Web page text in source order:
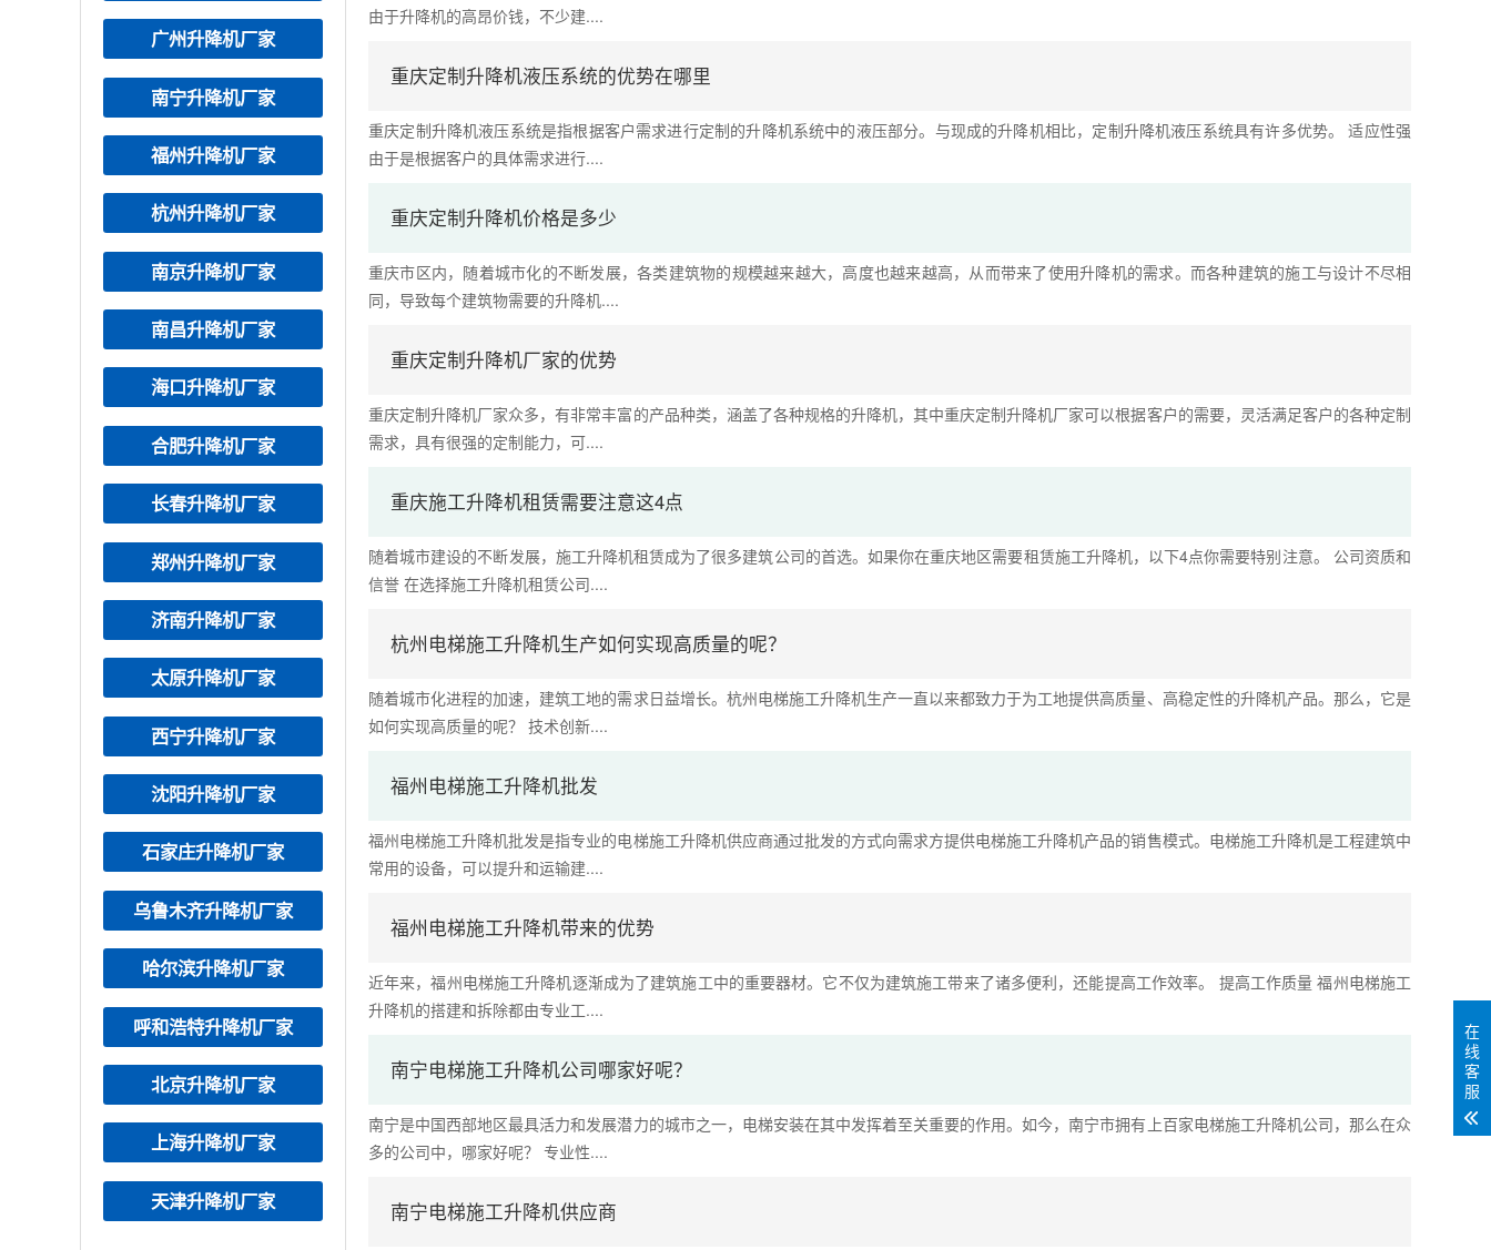
广州升降机厂家
南宁升降机厂家
福州升降机厂家
杭州升降机厂家
南京升降机厂家
南昌升降机厂家
海口升降机厂家
合肥升降机厂家
长春升降机厂家
郑州升降机厂家
济南升降机厂家
太原升降机厂家
西宁升降机厂家
沈阳升降机厂家
石家庄升降机厂家
乌鲁木齐升降机厂家
哈尔滨升降机厂家
呼和浩特升降机厂家
北京升降机厂家
上海升降机厂家
天津升降机厂家
由于升降机的高昂价钱，不少建....
重庆定制升降机液压系统的优势在哪里
重庆定制升降机液压系统是指根据客户需求进行定制的升降机系统中的液压部分。与现成的升降机相比，定制升降机液压系统具有许多优势。 适应性强
由于是根据客户的具体需求进行....
重庆定制升降机价格是多少
重庆市区内，随着城市化的不断发展，各类建筑物的规模越来越大，高度也越来越高，从而带来了使用升降机的需求。而各种建筑的施工与设计不尽相
同，导致每个建筑物需要的升降机....
重庆定制升降机厂家的优势
重庆定制升降机厂家众多，有非常丰富的产品种类，涵盖了各种规格的升降机，其中重庆定制升降机厂家可以根据客户的需要，灵活满足客户的各种定制
需求，具有很强的定制能力，可....
重庆施工升降机租赁需要注意这4点
随着城市建设的不断发展，施工升降机租赁成为了很多建筑公司的首选。如果你在重庆地区需要租赁施工升降机，以下4点你需要特别注意。 公司资质和
信誉 在选择施工升降机租赁公司....
杭州电梯施工升降机生产如何实现高质量的呢？
随着城市化进程的加速，建筑工地的需求日益增长。杭州电梯施工升降机生产一直以来都致力于为工地提供高质量、高稳定性的升降机产品。那么，它是
如何实现高质量的呢？ 技术创新....
福州电梯施工升降机批发
福州电梯施工升降机批发是指专业的电梯施工升降机供应商通过批发的方式向需求方提供电梯施工升降机产品的销售模式。电梯施工升降机是工程建筑中
常用的设备，可以提升和运输建....
福州电梯施工升降机带来的优势
近年来，福州电梯施工升降机逐渐成为了建筑施工中的重要器材。它不仅为建筑施工带来了诸多便利，还能提高工作效率。 提高工作质量 福州电梯施工
升降机的搭建和拆除都由专业工....
南宁电梯施工升降机公司哪家好呢？
南宁是中国西部地区最具活力和发展潜力的城市之一，电梯安装在其中发挥着至关重要的作用。如今，南宁市拥有上百家电梯施工升降机公司，那么在众
多的公司中，哪家好呢？ 专业性....
南宁电梯施工升降机供应商
在
线
客
服